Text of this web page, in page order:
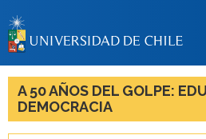
LA
A 50 AÑOS DEL GOLPE:
DEMOCRACIA